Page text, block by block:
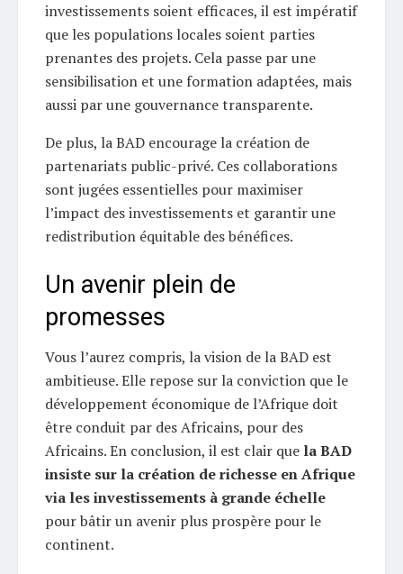
investissements soient efficaces, il est impératif
que les populations locales soient parties
prenantes des projets. Cela passe par une
sensibilisation et une formation adaptées, mais
aussi par une gouvernance transparente.
De plus, la BAD encourage la création de
partenariats public-privé. Ces collaborations
sont jugées essentielles pour maximiser
l’impact des investissements et garantir une
redistribution équitable des bénéfices.
Un avenir plein de
promesses
Vous l’aurez compris, la vision de la BAD est
ambitieuse. Elle repose sur la conviction que le
développement économique de l’Afrique doit
être conduit par des Africains, pour des
Africains. En conclusion, il est clair que la BAD
insiste sur la création de richesse en Afrique
via les investissements à grande échelle
pour bâtir un avenir plus prospère pour le
continent.